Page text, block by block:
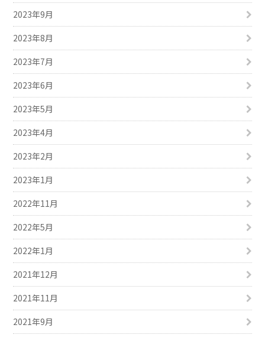
2023年9月
2023年8月
2023年7月
2023年6月
2023年5月
2023年4月
2023年2月
2023年1月
2022年11月
2022年5月
2022年1月
2021年12月
2021年11月
2021年9月